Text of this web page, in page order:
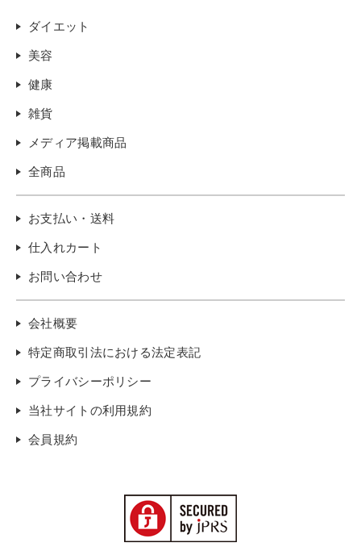
ダイエット
美容
健康
雑貨
メディア掲載商品
全商品
お支払い・送料
仕入れカート
お問い合わせ
会社概要
特定商取引法における法定表記
プライバシーポリシー
当社サイトの利用規約
会員規約